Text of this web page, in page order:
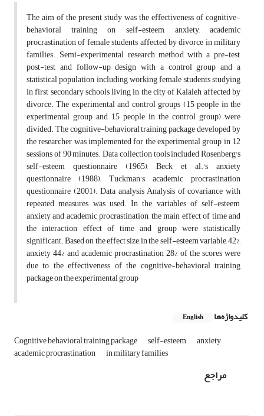
The aim of the present study was the effectiveness of cognitive-
behavioral training on self-esteem, anxiety, academic
procrastination of female students affected by divorce in military
families. Semi-experimental research method with a pre-test,
post-test and follow-up design with a control group and a
statistical population including working female students studying
in first secondary schools living in the city of Kalaleh affected by
divorce. The experimental and control groups (15 people in the
experimental group and 15 people in the control group) were
divided. The cognitive-behavioral training package developed by
the researcher was implemented for the experimental group in 12
sessions of 90 minutes. Data collection tools included Rosenberg's
self-esteem questionnaire (1965), Beck et al.'s anxiety
questionnaire (1988), Tuckman's academic procrastination
questionnaire (2001). Data analysis Analysis of covariance with
repeated measures was used. In the variables of self-esteem,
anxiety and academic procrastination, the main effect of time and
the interaction effect of time and group were statistically
significant. Based on the effect size, in the self-esteem variable, 42%,
anxiety 44% and academic procrastination 28% of the scores were
due to the effectiveness of the cognitive-behavioral training
package on the experimental group
کلیدواژه‌ها English
Cognitive behavioral training package self-esteem anxiety
academic procrastination in military families
مراجع